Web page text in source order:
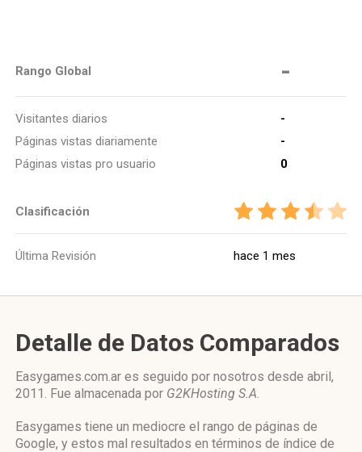
Rango Global -
Visitantes diarios
-
Páginas vistas diariamente
-
Páginas vistas pro usuario
0
Clasificación
Última Revisión hace 1 mes
Detalle de Datos Comparados
Easygames.com.ar es seguido por nosotros desde abril,
2011. Fue almacenada por G2KHosting S.A.
Easygames tiene un mediocre el rango de páginas de
Google, y estos mal resultados en términos de índice de